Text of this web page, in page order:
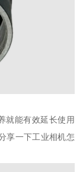
就能有效延长使用
享一下工业相机怎